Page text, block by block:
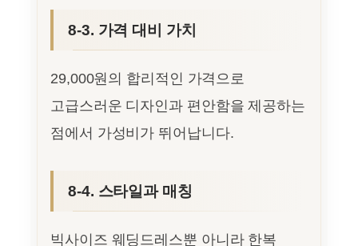
8-3. 가격 대비 가치
29,000원의 합리적인 가격으로
고급스러운 디자인과 편안함을 제공하는
점에서 가성비가 뛰어납니다.
8-4. 스타일과 매칭
빅사이즈 웨딩드레스뿐 아니라 한복